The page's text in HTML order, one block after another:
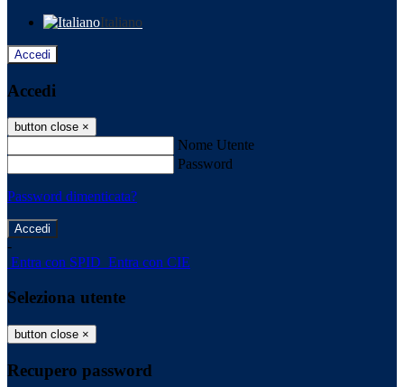
Italiano
Accedi
Accedi
button close ×
Nome Utente
Password
Password dimenticata?
-
Entra con SPID Entra con CIE
Seleziona utente
button close ×
Recupero password